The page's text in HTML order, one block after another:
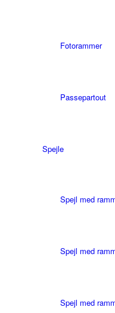
Fotorammer
Passepartout
Spejle
Spejl med
Spejl med
Spejl med